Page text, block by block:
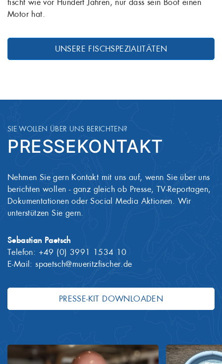
fischt wie vor Hundert Jahren, nur dass sein Boot einen
Motor hat.
UNSERE FISCHSPEZIALITÄTEN
SIE WOLLEN ÜBER UNS BERICHTEN?
PRESSEKONTAKT
Nehmen Sie gern Kontakt mit uns auf, wenn Sie über uns
berichten wollen - ganz gleich ob Presse, TV-Reportagen,
Dokumentationen oder Social Media Aktionen. Wir
unterstützen Sie gern.
Sebastian Paetsch
Telefon: +49 (0) 3991 1534 10
E-Mail:spaetsch@mueritzfischer.de
PRESSE-KIT DOWNLOADEN